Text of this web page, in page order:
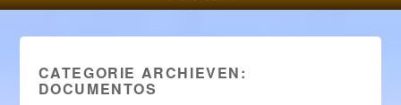
CATEGORIE ARCHIEVEN:
DOCUMENTOS